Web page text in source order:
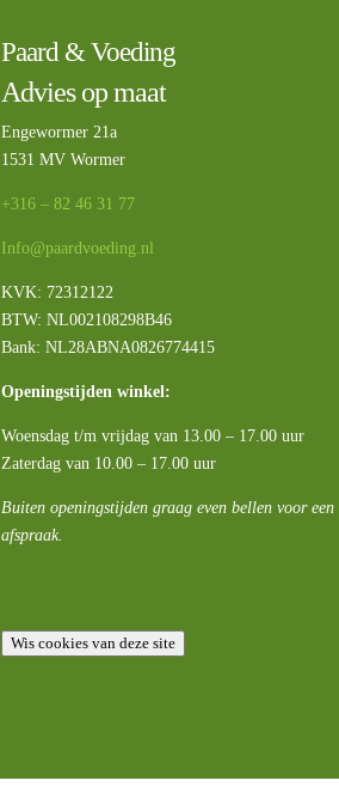
Paard & Voeding
Advies op maat
Engewormer 21a
1531 MV Wormer
+316 – 82 46 31 77
Info@paardvoeding.nl
KVK: 72312122
BTW:NL002108298B46
Bank: NL28ABNA0826774415
Openingstijden winkel:
Woensdag t/m vrijdag van 13.00 – 17.00 uur
Zaterdag van 10.00 – 17.00 uur
Buiten openingstijden graag even bellen voor een
afspraak.
Wis cookies van deze site